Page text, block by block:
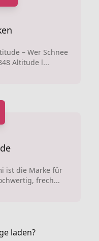
– Wer Schnee
Altitude l...
ist die Marke für
frech...
laden?